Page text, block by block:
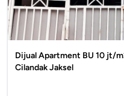
Dijual Apartment BU 10 jt/
Cilandak Jaksel